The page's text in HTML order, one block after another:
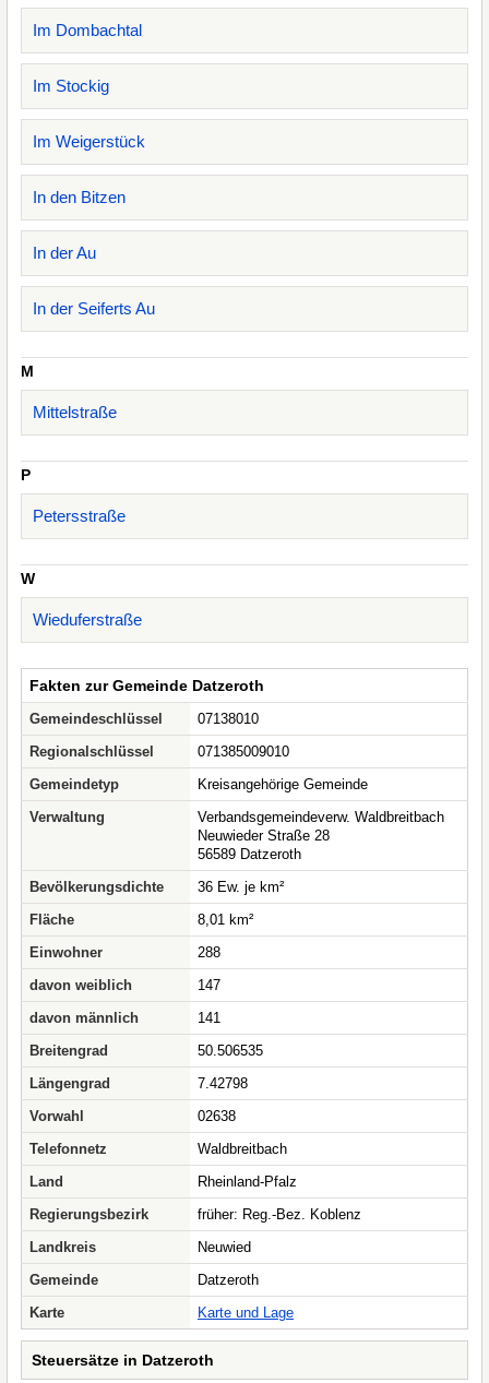
Im Dombachtal
Im Stockig
Im Weigerstück
In den Bitzen
In der Au
In der Seiferts Au
M
Mittelstraße
P
Petersstraße
W
Wieduferstraße
Fakten zur Gemeinde Datzeroth
Gemeindeschlüssel
07138010
Regionalschlüssel
071385009010
Gemeindetyp
Kreisangehörige Gemeinde
Verwaltung
Verbandsgemeindeverw. Waldbreitbach
Neuwieder Straße 28
56589 Datzeroth
Bevölkerungsdichte
36 Ew. je km²
Fläche
8,01 km²
Einwohner
288
davon weiblich
147
davon männlich
141
Breitengrad
50.506535
Längengrad
7.42798
Vorwahl
02638
Telefonnetz
Waldbreitbach
Land
Rheinland-Pfalz
Regierungsbezirk
früher: Reg.-Bez. Koblenz
Landkreis
Neuwied
Gemeinde
Datzeroth
Karte
Karte und Lage
Steuersätze in Datzeroth